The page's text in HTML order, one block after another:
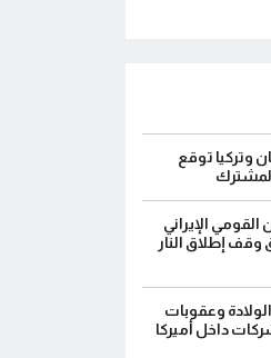
وتركيا توقع
الإيراني
وقف إطلاق النار
وعقوبات
داخل أميركا